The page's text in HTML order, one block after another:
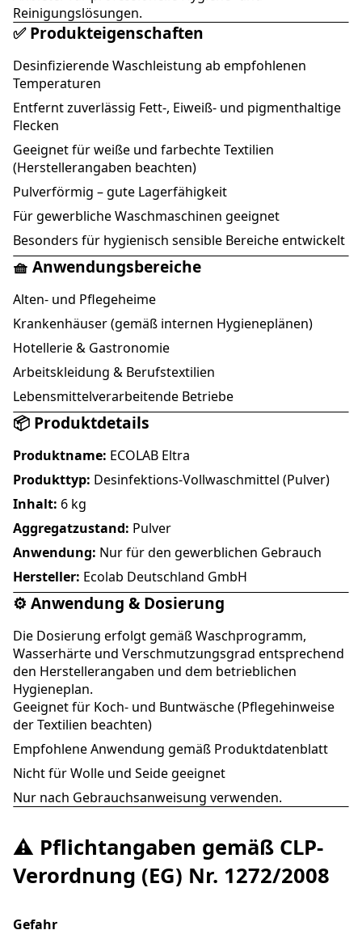
Reinigungslösungen.
✅ Produkteigenschaften
Desinfizierende Waschleistung ab empfohlenen
Temperaturen
Entfernt zuverlässig Fett-, Eiweiß- und pigmenthaltige
Flecken
Geeignet für weiße und farbechte Textilien
(Herstellerangaben beachten)
Pulverförmig – gute Lagerfähigkeit
Für gewerbliche Waschmaschinen geeignet
Besonders für hygienisch sensible Bereiche entwickelt
🧺 Anwendungsbereiche
Alten- und Pflegeheime
Krankenhäuser (gemäß internen Hygieneplänen)
Hotellerie & Gastronomie
Arbeitskleidung & Berufstextilien
Lebensmittelverarbeitende Betriebe
📦 Produktdetails
Produktname: ECOLAB Eltra
Produkttyp: Desinfektions-Vollwaschmittel (Pulver)
Inhalt: 6 kg
Aggregatzustand: Pulver
Anwendung: Nur für den gewerblichen Gebrauch
Hersteller: Ecolab Deutschland GmbH
⚙️ Anwendung & Dosierung
Die Dosierung erfolgt gemäß Waschprogramm,
Wasserhärte und Verschmutzungsgrad entsprechend
den Herstellerangaben und dem betrieblichen
Hygieneplan.
Geeignet für Koch- und Buntwäsche (Pflegehinweise
der Textilien beachten)
Empfohlene Anwendung gemäß Produktdatenblatt
Nicht für Wolle und Seide geeignet
Nur nach Gebrauchsanweisung verwenden.
⚠️ Pflichtangaben gemäß CLP-
Verordnung (EG) Nr. 1272/2008
Gefahr